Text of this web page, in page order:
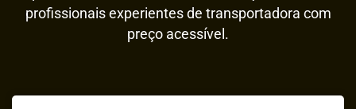
profissionais experientes de transportadora com
preço acessível.